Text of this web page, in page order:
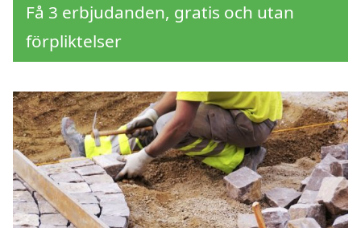
Få 3 erbjudanden, gratis och utan
förpliktelser